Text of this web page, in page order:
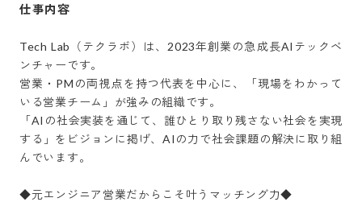
仕事内容
Tech Lab（テクラボ）は、2023年創業の急成長AIテックベ
ンチャーです。
営業・PMの両視点を持つ代表を中心に、「現場をわかって
いる営業チーム」が強みの組織です。
「AIの社会実装を通じて、誰ひとり取り残さない社会を実現
する」をビジョンに掲げ、AIの力で社会課題の解決に取り組
んでいます。
◆元エンジニア営業だからこそ叶うマッチング力◆